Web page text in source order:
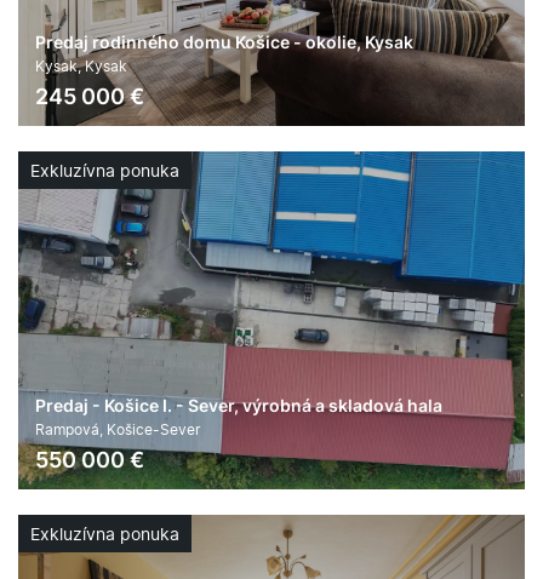
Predaj rodinného domu Košice - okolie, Kysak
Kysak, Kysak
245 000€
5 794 m2 794 m2
Exkluzívna ponuka
Predaj - Košice I. - Sever, výrobná a skladová hala
Rampová, Košice-Sever
550 000€
1172 m2 áno
Exkluzívna ponuka